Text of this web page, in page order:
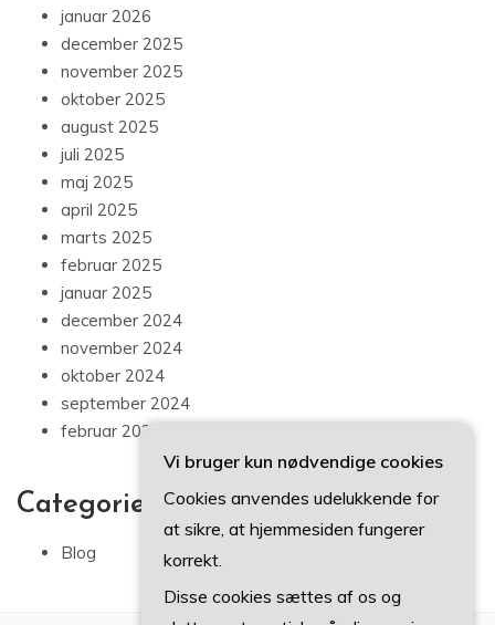
januar 2026
december 2025
november 2025
oktober 2025
august 2025
juli 2025
maj 2025
april 2025
marts 2025
februar 2025
januar 2025
december 2024
november 2024
oktober 2024
september 2024
februar 2024
Categories
Blog
Vi bruger kun nødvendige cookies
Cookies anvendes udelukkende for
at sikre, at hjemmesiden fungerer
korrekt.
Disse cookies sættes af os og